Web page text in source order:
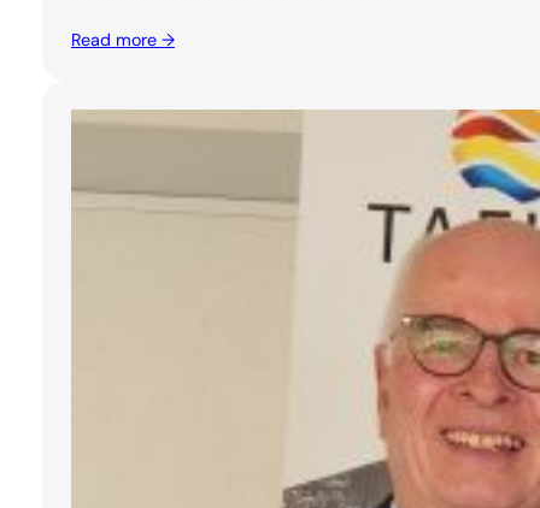
Read more →